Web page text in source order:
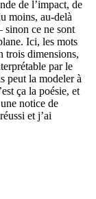
de l’impact, de
moins, au-delà
sinon ce ne sont
Ici, les mots
trois dimensions,
par le
peut la modeler à
ça la poésie, et
notice de
et j’ai